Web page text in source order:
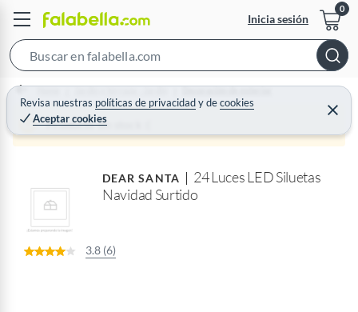
Inicia sesión
e
a
c
B
a
Revisa nuestras políticas de privacidadydecookies
Aceptar cookies
C
e
r
Home Jardín y terraza - Jardín Decoración de exterior
Producto sin stock :(
DEAR SANTA
24 Luces LED Siluetas
Navidad Surtido
3.8 (6)